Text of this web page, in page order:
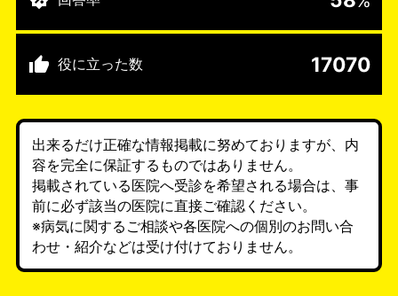
役に立った数 17070
出来るだけ正確な情報掲載に努めておりますが、内
容を完全に保証するものではありません。
掲載されている医院へ受診を希望される場合は、事
前に必ず該当の医院に直接ご確認ください。
※病気に関するご相談や各医院への個別のお問い合
わせ・紹介などは受け付けておりません。